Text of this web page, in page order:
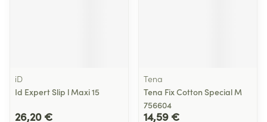
iD
Id Expert Slip l Maxi 15
26,20 €
Tena
Tena Fix Cotton Special M
756604
14,59 €